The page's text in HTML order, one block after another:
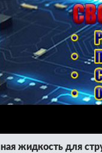
жидкость для